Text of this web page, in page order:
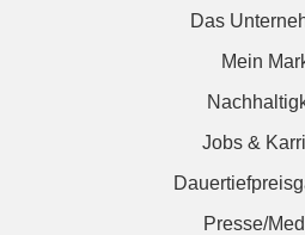
Das
Mein
Jobs &
Presse/